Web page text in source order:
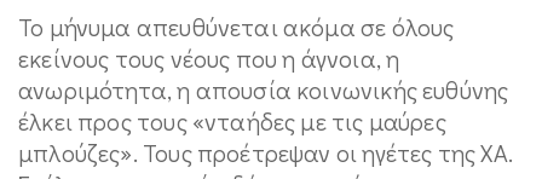
Το μήνυμα απευθύνεται ακόμα σε όλους
εκείνους τους νέους που η άγνοια, η
ανωριμότητα, η απουσία κοινωνικής ευθύνης
έλκει προς τους «νταήδες με τις μαύρες
μπλούζες». Τους προέτρεψαν οι ηγέτες της ΧΑ.